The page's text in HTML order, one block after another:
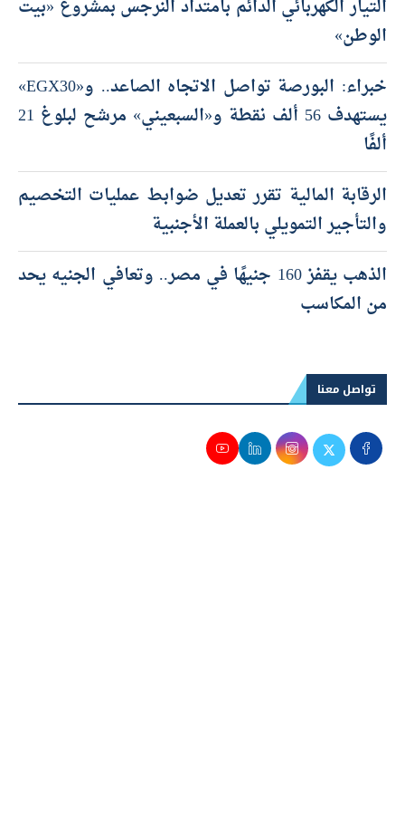
التيار الكهربائي الدائم بامتداد النرجس بمشروع «بيت
الوطن»
خبراء: البورصة تواصل الاتجاه الصاعد.. و«EGX30»
يستهدف 56 ألف نقطة و«السبعيني» مرشح لبلوغ 21
ألفًا
الرقابة المالية تقرر تعديل ضوابط عمليات التخصيم
والتأجير التمويلي بالعملة الأجنبية
الذهب يقفز 160 جنيهًا في مصر.. وتعافي الجنيه يحد
من المكاسب
تواصل معنا